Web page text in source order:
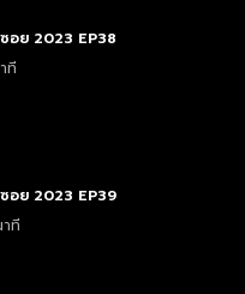
อย 2023 EP38
ที
อย 2023 EP39
ที